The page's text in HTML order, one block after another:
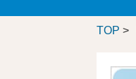
TOP >